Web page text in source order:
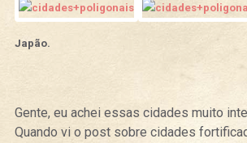
Japão.
Gente, eu achei essas cidades muito
Quando vi o post sobre cidades